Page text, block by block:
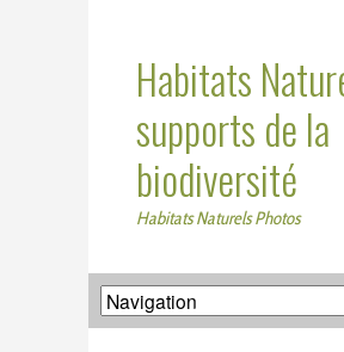
Habitats
supports de la
biodiversité
Habitats Naturels Photos